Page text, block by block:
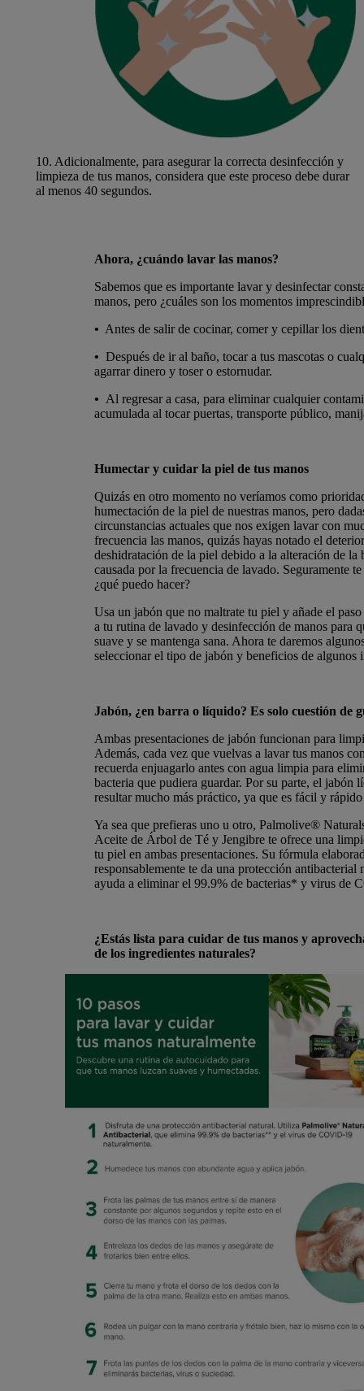
10. Adicionalmente, para asegurar la correcta desinfección y
limpieza de tus manos, considera que este proceso debe durar
al menos 40 segundos.
Ahora, ¿cuándo lavar las manos?
Sabemos que es importante lavar y desinfectar
manos, pero ¿cuáles son los momentos
• Antes de salir de cocinar, comer y cepillar los
• Después de ir al baño, tocar a tus mascotas o
agarrar dinero y toser o estornudar.
• Al regresar a casa, para eliminar cualquier
acumulada al tocar puertas, transporte público,
Humectar y cuidar la piel de tus manos
Quizás en otro momento no veríamos como
humectación de la piel de nuestras manos, pero
circunstancias actuales que nos exigen lavar con
frecuencia las manos, quizás hayas notado el
deshidratación de la piel debido a la alteración de la
causada por la frecuencia de lavado. Seguramente
¿qué puedo hacer?
Usa un jabón que no maltrate tu piel y añade el
a tu rutina de lavado y desinfección de manos para
suave y se mantenga sana. Ahora te daremos
seleccionar el tipo de jabón y beneficios de algunos
Jabón, ¿en barra o líquido? Es solo cuestión de
Ambas presentaciones de jabón funcionan para
Además, cada vez que vuelvas a lavar tus manos
recuerda enjuagarlo antes con agua limpia para
bacteria que pudiera guardar. Por su parte, el jabón
resultar mucho más práctico, ya que es fácil y
Ya sea que prefieras uno u otro, Palmolive®
Aceite de Árbol de Té y Jengibre te ofrece una
tu piel en ambas presentaciones. Su fórmula
responsablemente te da una protección antibacterial
ayuda a eliminar el 99.9% de bacterias* y virus de
¿Estás lista para cuidar de tus manos y
de los ingredientes naturales?